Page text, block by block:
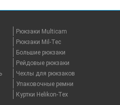
Рюкзаки Multicam
Рюкзаки Mil-Tec
Большие рюкзаки
Рейдовые рюкзаки
Чехлы для рюкзаков
Упаковочные ремни
Куртки Helikon-Tex